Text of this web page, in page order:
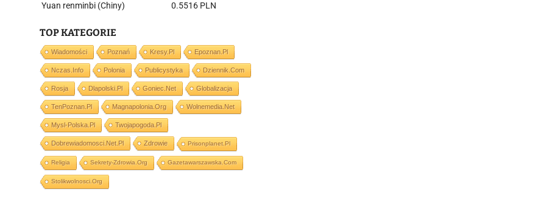
Yuan renminbi (Chiny)
0.5516 PLN
TOP KATEGORIE
Wiadomości Poznań Kresy.pl Epoznan.pl
Nczas.info Polonia Publicystyka Dziennik.com
Rosja Dlapolski.pl Goniec.net Globalizacja
TenPoznan.pl Magnapolonia.org Wolnemedia.net
Mysl-Polska.pl Twojapogoda.pl
Dobrewiadomosci.net.pl Zdrowie Prisonplanet.pl
Religia Sekrety-Zdrowia.org Gazetawarszawska.com
Stolikwolnosci.org